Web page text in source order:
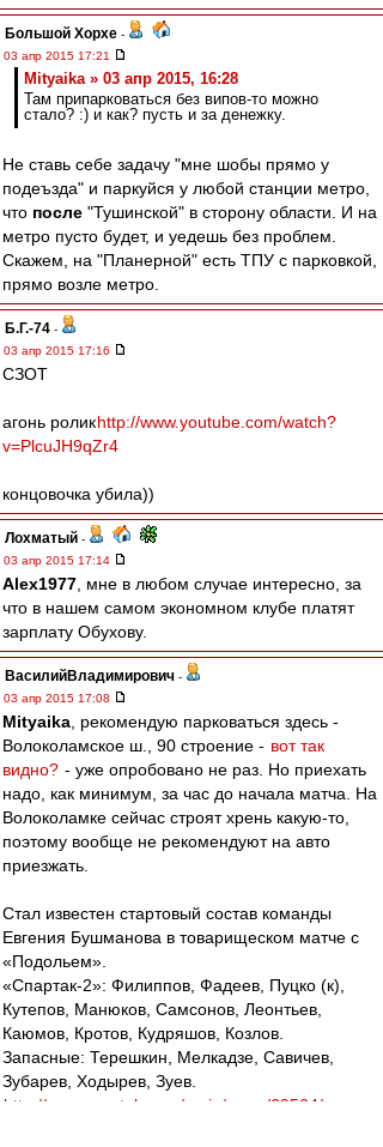
Большой Хорхе -
03 апр 2015 17:21
Mityaika » 03 апр 2015, 16:28
Там припарковаться без випов-то можно
стало? :) и как? пусть и за денежку.
Не ставь себе задачу "мне шобы прямо у
подеъзда" и паркуйся у любой станции метро,
что после "Тушинской" в сторону области. И на
метро пусто будет, и уедешь без проблем.
Скажем, на "Планерной" есть ТПУ с парковкой,
прямо возле метро.
Б.Г.-74 -
03 апр 2015 17:16
СЗОТ
агонь роликhttp://www.youtube.com/watch?
v=PlcuJH9qZr4
концовочка убила))
Лохматый -
03 апр 2015 17:14
Alex1977 , мне в любом случае интересно, за
что в нашем самом экономном клубе платят
зарплату Обухову.
ВасилийВладимирович -
03 апр 2015 17:08
Mityaika , рекомендую парковаться здесь -
Волоколамское ш., 90 строение - вот так
видно? - уже опробовано не раз. Но приехать
надо, как минимум, за час до начала матча. На
Волоколамке сейчас строят хрень какую-то,
поэтому вообще не рекомендуют на авто
приезжать.
Стал известен стартовый состав команды
Евгения Бушманова в товарищеском матче с
«Подольем».
«Спартак-2»: Филиппов, Фадеев, Пуцко (к),
Кутепов, Манюков, Самсонов, Леонтьев,
Каюмов, Кротов, Кудряшов, Козлов.
Запасные: Терешкин, Мелкадзе, Савичев,
Зубарев, Ходырев, Зуев.
http://www.spartak.com/main/news/69564/